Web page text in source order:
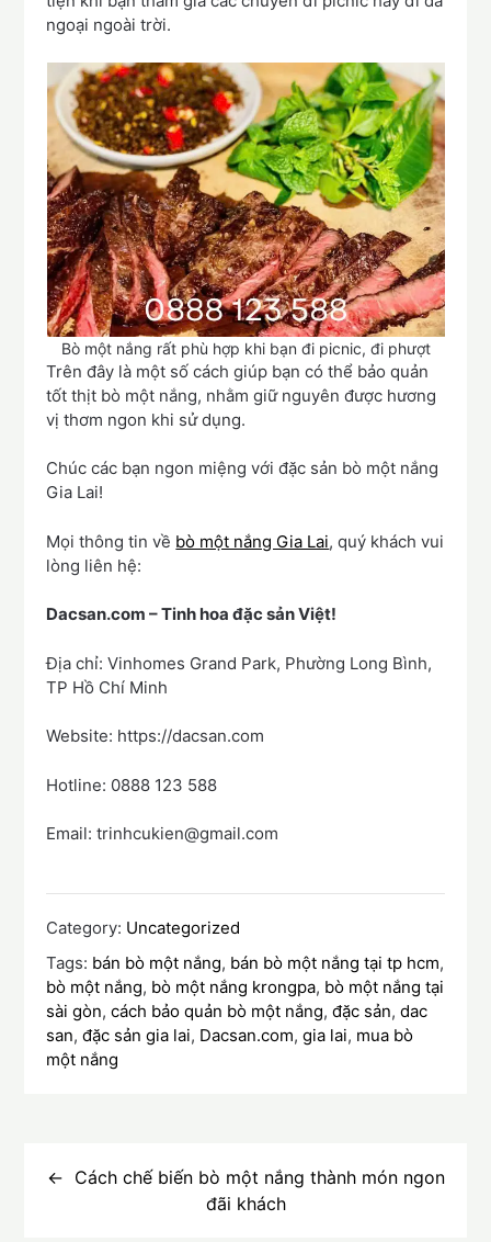
ngoại ngoài trời.
Bò một nắng rất phù hợp khi bạn đi picnic, đi phượt
Trên đây là một số cách giúp bạn có thể bảo quản
tốt thịt bò một nắng, nhằm giữ nguyên được hương
vị thơm ngon khi sử dụng.
Chúc các bạn ngon miệng với đặc sản bò một nắng
Gia Lai!
Mọi thông tin về bò một nắng Gia Lai, quý khách vui
lòng liên hệ:
Dacsan.com – Tinh hoa đặc sản Việt!
Địa chỉ: Vinhomes Grand Park, Phường Long Bình,
TP Hồ Chí Minh
Website: https://dacsan.com
Hotline: 0888 123 588
Email: trinhcukien@gmail.com
Category: Uncategorized
Tags: bán bò một nắng, bán bò một nắng tại tp hcm,
bò một nắng, bò một nắng krongpa, bò một nắng tại
sài gòn,cách bảo quản bò một nắng,đặc sản,dac
san,đặc sản gia lai, Dacsan.com,gia lai, mua bò
một nắng
hướngCách chế biến bò một nắng thành món ngon
đãi khách